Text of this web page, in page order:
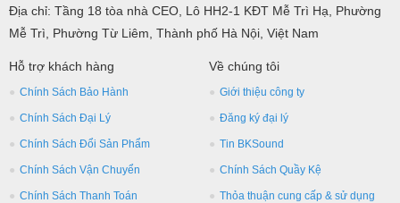
Địa chỉ: Tầng 18 tòa nhà CEO, Lô HH2-1 KĐT Mễ Trì Hạ, Phường
Mễ Trì, Phường Từ Liêm, Thành phố Hà Nội, Việt Nam
Hỗ trợ khách hàng
Chính Sách Bảo Hành
Chính Sách Đại Lý
Chính Sách Đổi Sản Phẩm
Chính Sách Vận Chuyển
Chính Sách Thanh Toán
Về chúng tôi
Giới thiệu công ty
Đăng ký đại lý
Tin BKSound
Chính Sách Quầy Kệ
Thỏa thuận cung cấp & sử dụng